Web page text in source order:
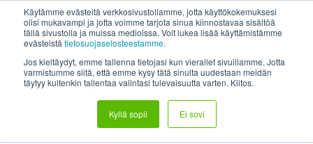
Käytämme evästeitä verkkosivustollamme, jotta käyttökokemuksesi
olisi mukavampi ja jotta voimme tarjota sinua kiinnostavaa sisältöä
tällä sivustolla ja muissa medioissa. Voit lukea lisää käyttämistämme
evästeistä tietosuojaselosteestamme.
Jos kieltäydyt, emme tallenna tietojasi kun vierailet sivuillamme. Jotta
varmistumme siitä, että emme kysy tätä sinulta uudestaan meidän
täytyy kuitenkin tallentaa valintasi tulevaisuutta varten. Kiitos.
Kyllä sopii Ei sovi
main
content.
System status Help Center Login Etätuki